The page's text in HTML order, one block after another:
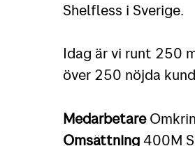
Shelfless i Sverige.
Idag är vi runt 250
över 250 nöjda
Medarbetare
Omsättning400M